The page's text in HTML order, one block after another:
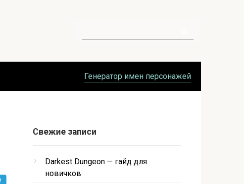
Генератор имен персонажей
Свежие записи
Darkest Dungeon — гайд для
новичков